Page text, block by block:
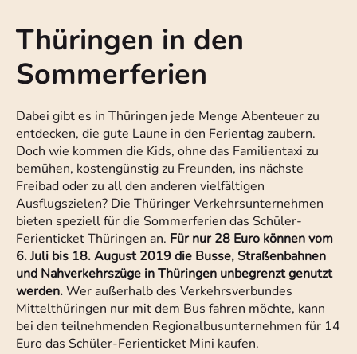
Thüringen in den
Sommerferien
Dabei gibt es in Thüringen jede Menge Abenteuer zu
entdecken, die gute Laune in den Ferientag zaubern.
Doch wie kommen die Kids, ohne das Familientaxi zu
bemühen, kostengünstig zu Freunden, ins nächste
Freibad oder zu all den anderen vielfältigen
Ausflugszielen? Die Thüringer Verkehrsunternehmen
bieten speziell für die Sommerferien das Schüler-
Ferienticket Thüringen an. Für nur 28 Euro können vom
6. Juli bis 18. August 2019 die Busse, Straßenbahnen
und Nahverkehrszüge in Thüringen unbegrenzt genutzt
werden.Wer außerhalb des Verkehrsverbundes
Mittelthüringen nur mit dem Bus fahren möchte, kann
bei den teilnehmenden Regionalbusunternehmen für 14
Euro das Schüler-Ferienticket Mini kaufen.